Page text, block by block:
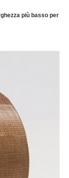
più basso per